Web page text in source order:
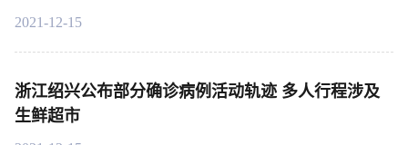
2021-12-15
浙江绍兴公布部分确诊病例活动轨迹 多人行程涉及
生鲜超市